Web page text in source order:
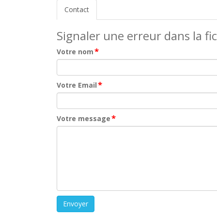
Contact
Signaler une erreur dans la
Votre nom*
Votre Email*
Votre message*